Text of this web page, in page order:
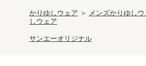
かりゆしウェア ＞ メンズかりゆしウ
しウェア
サンエーオリジナル